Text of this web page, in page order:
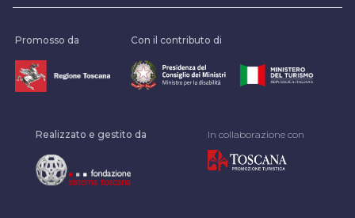
Promosso da Con il contributo di
Realizzato e gestito da In collaborazione con